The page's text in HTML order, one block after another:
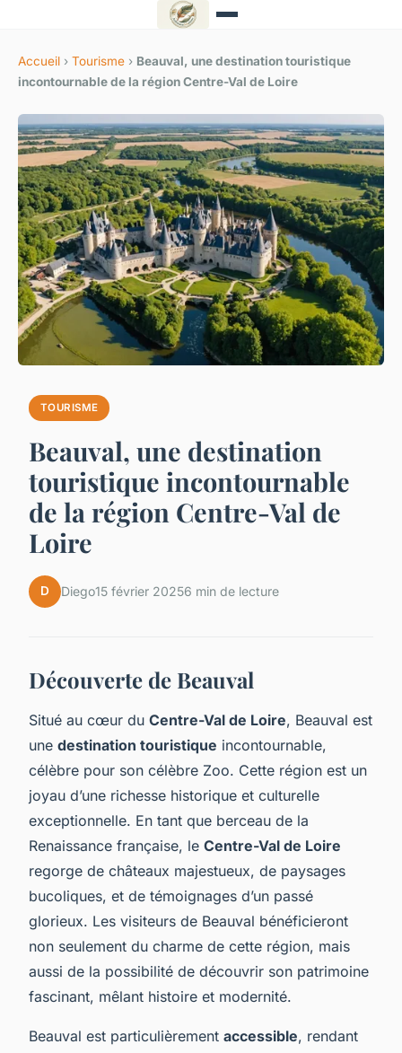
Accueil › Tourisme › Beauval, une destination touristique
incontournable de la région Centre-Val de Loire
TOURISME
Beauval, une destination
touristique incontournable
de la région Centre-Val de
Loire
D Diego15 février 20256 min de lecture
Découverte de Beauval
Situé au cœur du Centre-Val de Loire, Beauval est
une destination touristique incontournable,
célèbre pour son célèbre Zoo. Cette région est un
joyau d’une richesse historique et culturelle
exceptionnelle. En tant que berceau de la
Renaissance française, le Centre-Val de Loire
regorge de châteaux majestueux, de paysages
bucoliques, et de témoignages d’un passé
glorieux. Les visiteurs de Beauval bénéficieront
non seulement du charme de cette région, mais
aussi de la possibilité de découvrir son patrimoine
fascinant, mêlant histoire et modernité.
Beauval est particulièrement accessible, rendant